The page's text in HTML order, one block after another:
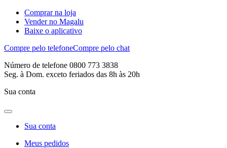
Comprar na loja
Vender no Magalu
Baixe o aplicativo
Compre pelo telefoneCompre pelo chat
Número de telefone 0800 773 3838
Seg. à Dom. exceto feriados das 8h às 20h
Sua conta
Sua conta
Meus pedidos